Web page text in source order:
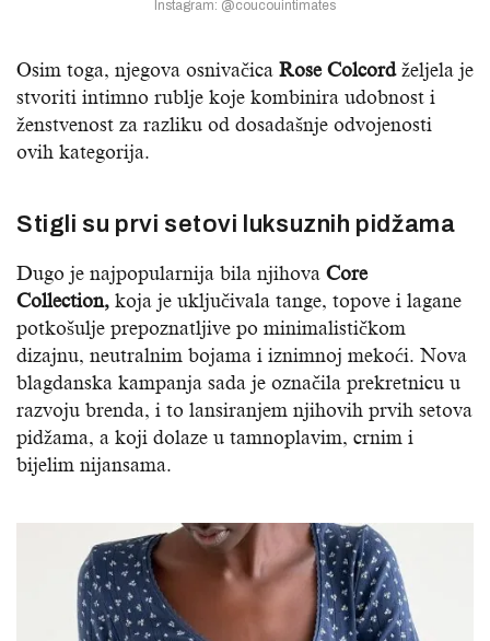
Instagram: @coucouintimates
Osim toga, njegova osnivačica Rose Colcordželjela je
stvoriti intimno rublje koje kombinira udobnost i
ženstvenost za razliku od dosadašnje odvojenosti
ovih kategorija.
Stigli su prvi setovi luksuznih pidžama
Dugo je najpopularnija bila njihova Core
Collection, koja je uključivala tange, topove i lagane
potkošulje prepoznatljive po minimalističkom
dizajnu, neutralnim bojama i iznimnoj mekoći. Nova
blagdanska kampanja sada je označila prekretnicu u
razvoju brenda, i to lansiranjem njihovih prvih setova
pidžama, a koji dolaze u tamnoplavim, crnim i
bijelim nijansama.